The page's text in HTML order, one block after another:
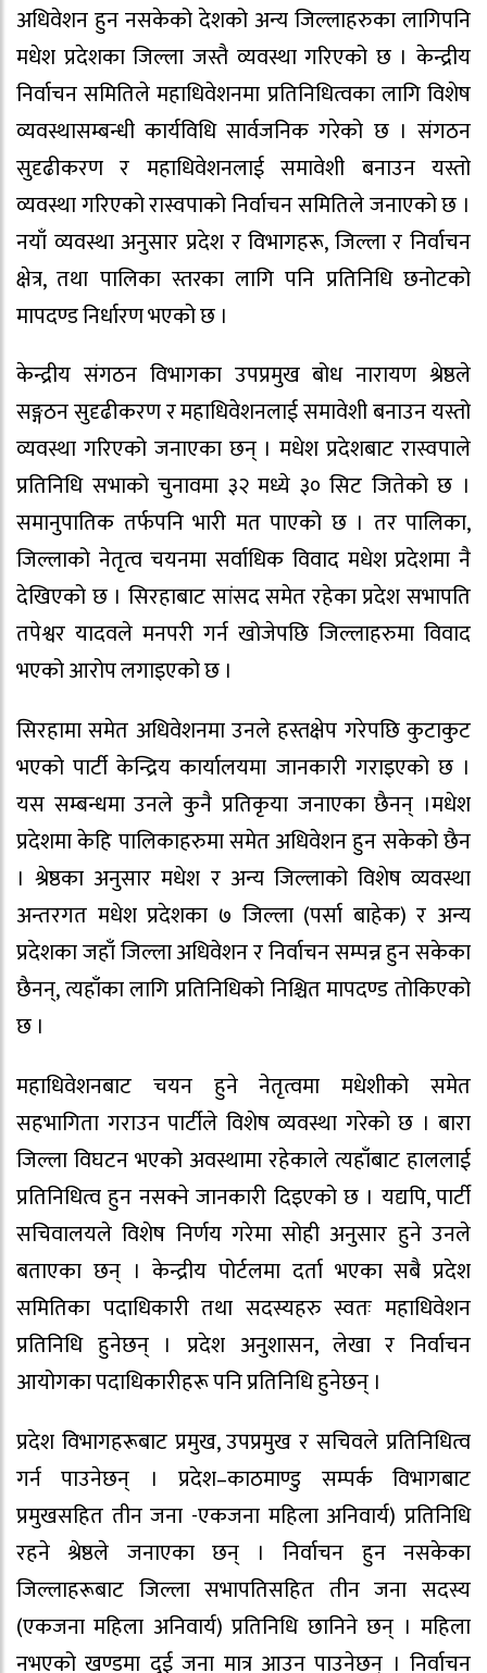
अधिवेशन हुन नसकेको देशको अन्य जिल्लाहरुका लागिपनि
मधेश प्रदेशका जिल्ला जस्तै व्यवस्था गरिएको छ । केन्द्रीय
निर्वाचन समितिले महाधिवेशनमा प्रतिनिधित्वका लागि विशेष
व्यवस्थासम्बन्धी कार्यविधि सार्वजनिक गरेको छ । संगठन
सुदृढीकरण र महाधिवेशनलाई समावेशी बनाउन यस्तो
व्यवस्था गरिएको रास्वपाको निर्वाचन समितिले जनाएको छ ।
नयाँ व्यवस्था अनुसार प्रदेश र विभागहरू, जिल्ला र निर्वाचन
क्षेत्र, तथा पालिका स्तरका लागि पनि प्रतिनिधि छनोटको
मापदण्ड निर्धारण भएको छ ।
केन्द्रीय संगठन विभागका उपप्रमुख बोध नारायण श्रेष्ठले
सङ्गठन सुदृढीकरण र महाधिवेशनलाई समावेशी बनाउन यस्तो
व्यवस्था गरिएको जनाएका छन् । मधेश प्रदेशबाट रास्वपाले
प्रतिनिधि सभाको चुनावमा ३२ मध्ये ३० सिट जितेको छ ।
समानुपातिक तर्फपनि भारी मत पाएको छ । तर पालिका,
जिल्लाको नेतृत्व चयनमा सर्वाधिक विवाद मधेश प्रदेशमा नै
देखिएको छ । सिरहाबाट सांसद समेत रहेका प्रदेश सभापति
तपेश्वर यादवले मनपरी गर्न खोजेपछि जिल्लाहरुमा विवाद
भएको आरोप लगाइएको छ ।
सिरहामा समेत अधिवेशनमा उनले हस्तक्षेप गरेपछि कुटाकुट
भएको पार्टी केन्द्रिय कार्यालयमा जानकारी गराइएको छ ।
यस सम्बन्धमा उनले कुनै प्रतिकृया जनाएका छैनन् ।मधेश
प्रदेशमा केहि पालिकाहरुमा समेत अधिवेशन हुन सकेको छैन
। श्रेष्ठका अनुसार मधेश र अन्य जिल्लाको विशेष व्यवस्था
अन्तरगत मधेश प्रदेशका ७ जिल्ला (पर्सा बाहेक) र अन्य
प्रदेशका जहाँ जिल्ला अधिवेशन र निर्वाचन सम्पन्न हुन सकेका
छैनन्, त्यहाँका लागि प्रतिनिधिको निश्चित मापदण्ड तोकिएको
छ ।
महाधिवेशनबाट चयन हुने नेतृत्वमा मधेशीको समेत
सहभागिता गराउन पार्टीले विशेष व्यवस्था गरेको छ । बारा
जिल्ला विघटन भएको अवस्थामा रहेकाले त्यहाँबाट हाललाई
प्रतिनिधित्व हुन नसक्ने जानकारी दिइएको छ । यद्यपि, पार्टी
सचिवालयले विशेष निर्णय गरेमा सोही अनुसार हुने उनले
बताएका छन् । केन्द्रीय पोर्टलमा दर्ता भएका सबै प्रदेश
समितिका पदाधिकारी तथा सदस्यहरु स्वतः महाधिवेशन
प्रतिनिधि हुनेछन् । प्रदेश अनुशासन, लेखा र निर्वाचन
आयोगका पदाधिकारीहरू पनि प्रतिनिधि हुनेछन् ।
प्रदेश विभागहरूबाट प्रमुख, उपप्रमुख र सचिवले प्रतिनिधित्व
गर्न पाउनेछन् । प्रदेश–काठमाण्डु सम्पर्क विभागबाट
प्रमुखसहित तीन जना -एकजना महिला अनिवार्य) प्रतिनिधि
रहने श्रेष्ठले जनाएका छन् । निर्वाचन हुन नसकेका
जिल्लाहरूबाट जिल्ला सभापतिसहित तीन जना सदस्य
(एकजना महिला अनिवार्य) प्रतिनिधि छानिने छन् । महिला
नभएको खण्डमा दुई जना मात्र आउन पाउनेछन् । निर्वाचन